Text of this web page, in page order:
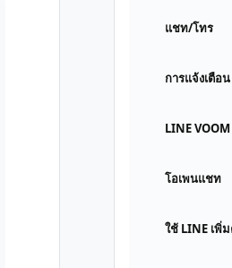
แชท/โทร
การแจ้งเตือน
LINE VOOM
โอเพนแชท
ใช้ LINE เพิ่